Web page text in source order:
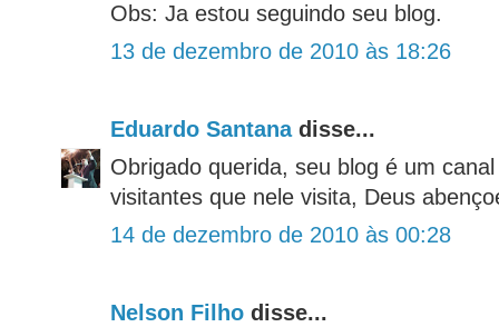
Obs: Ja estou seguindo seu blog.
13 de dezembro de 2010 às 18:26
Eduardo Santanadisse...
Obrigado querida, seu blog é um
visitantes que nele visita, Deus
14 de dezembro de 2010 às 00:28
Nelson Filho disse...